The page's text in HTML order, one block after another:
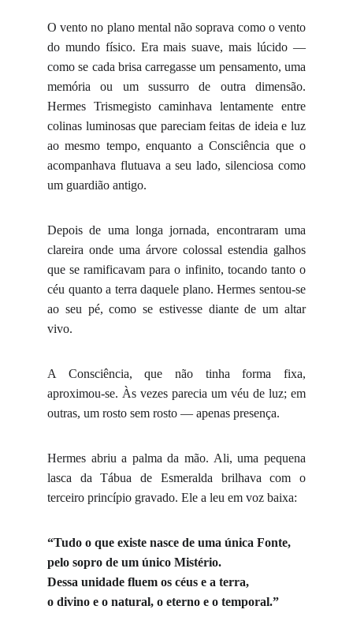
O vento no plano mental não soprava como o vento
do mundo físico. Era mais suave, mais lúcido —
como se cada brisa carregasse um pensamento, uma
memória ou um sussurro de outra dimensão.
Hermes Trismegisto caminhava lentamente entre
colinas luminosas que pareciam feitas de ideia e luz
ao mesmo tempo, enquanto a Consciência que o
acompanhava flutuava a seu lado, silenciosa como
um guardião antigo.
Depois de uma longa jornada, encontraram uma
clareira onde uma árvore colossal estendia galhos
que se ramificavam para o infinito, tocando tanto o
céu quanto a terra daquele plano. Hermes sentou-se
ao seu pé, como se estivesse diante de um altar
vivo.
A Consciência, que não tinha forma fixa,
aproximou-se. Às vezes parecia um véu de luz; em
outras, um rosto sem rosto — apenas presença.
Hermes abriu a palma da mão. Ali, uma pequena
lasca da Tábua de Esmeralda brilhava com o
terceiro princípio gravado. Ele a leu em voz baixa:
“Tudo o que existe nasce de uma única Fonte,
pelo sopro de um único Mistério.
Dessa unidade fluem os céus e a terra,
o divino e o natural, o eterno e o temporal.”